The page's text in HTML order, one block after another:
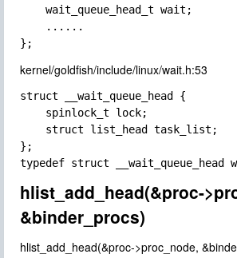
    wait_queue_head_t wait;
    ......
kernel/goldfish/include/linux/wait.h:53
struct __wait_queue_head {
    spinlock_t lock;
    struct list_head task_list;
};
hlist_add_head(&proc-
&binder_procs)
hlist_add_head(&proc->proc_node,